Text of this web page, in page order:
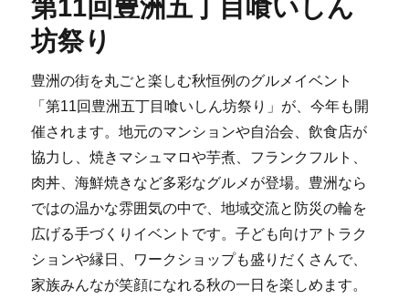
第11回豊洲五丁目喰いしん
坊祭り
豊洲の街を丸ごと楽しむ秋恒例のグルメイベント
「第11回豊洲五丁目喰いしん坊祭り」が、今年も開
催されます。地元のマンションや自治会、飲食店が
協力し、焼きマシュマロや芋煮、フランクフルト、
肉丼、海鮮焼きなど多彩なグルメが登場。豊洲なら
ではの温かな雰囲気の中で、地域交流と防災の輪を
広げる手づくりイベントです。子ども向けアトラク
ションや縁日、ワークショップも盛りだくさんで、
家族みんなが笑顔になれる秋の一日を楽しめます。